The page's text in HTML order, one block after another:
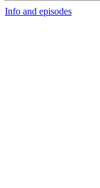
Info and episodes